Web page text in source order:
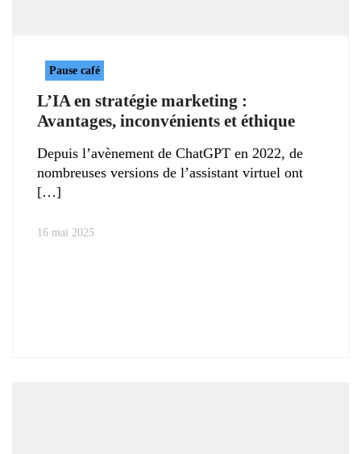
Pause café
L’IA en stratégie marketing :
Avantages, inconvénients et éthique
Depuis l’avènement de ChatGPT en 2022, de
nombreuses versions de l’assistant virtuel ont
16 mai 2025